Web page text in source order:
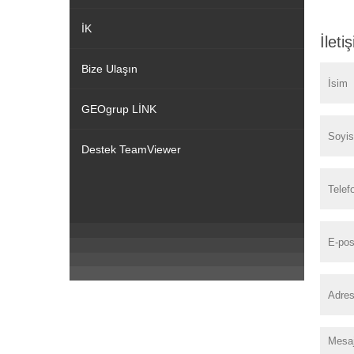
İK
Bize Ulaşın
GEOgrup LİNK
Destek TeamViewer